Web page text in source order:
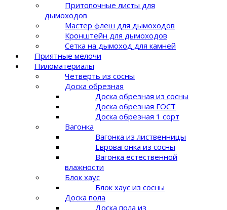
Притопочные листы для
дымоходов
Мастер флеш для дымоходов
Кронштейн для дымоходов
Сетка на дымоход для камней
Приятные мелочи
Пиломатериалы
Четверть из сосны
Доска обрезная
Доска обрезная из сосны
Доска обрезная ГОСТ
Доска обрезная 1 сорт
Вагонка
Вагонка из лиственницы
Евровагонка из сосны
Вагонка естественной
влажности
Блок хаус
Блок хаус из сосны
Доска пола
Доска пола из